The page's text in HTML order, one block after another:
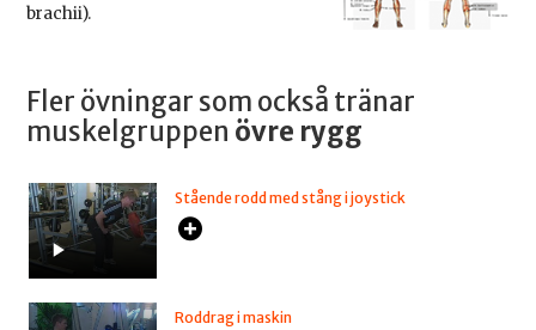
brachii).
Fler övningar som också tränar
muskelgruppen övre rygg
Stående rodd med stång i joystick
Roddrag i maskin